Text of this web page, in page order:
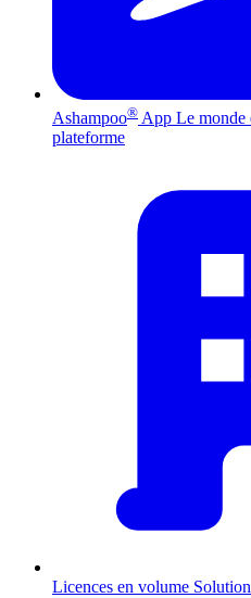
Ashampoo® App Le monde
plateforme
Licences en volume